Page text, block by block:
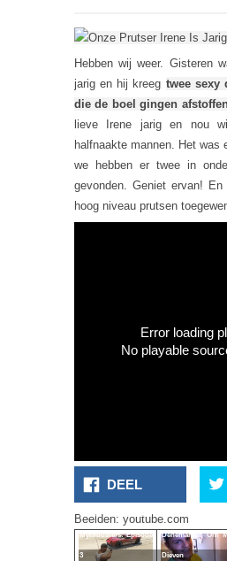
Hebben wij weer. Gisteren
jarig en hij kreeg twee sexy
die de boel gingen
lieve Irene jarig en nou
halfnaakte mannen. Het was
we hebben er twee in
gevonden. Geniet ervan!
hoog niveau prutsen
Error loading
No playable
DEEL
Beelden: youtube.com
Grand Theft Auto V
Mythbusters: Episode
3
Denemarken Om
Dieven